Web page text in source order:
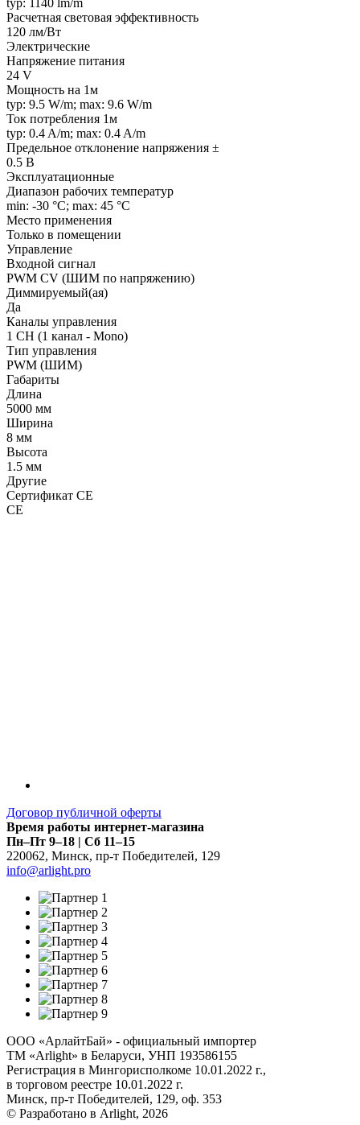
Расчетная световая эффективность
120 лм/Вт
Электрические
Напряжение питания
24 V
Мощность на 1м
typ: 9.5 W/m; max: 9.6 W/m
Ток потребления 1м
typ: 0.4 A/m; max: 0.4 A/m
Предельное отклонение напряжения ±
0.5 В
Эксплуатационные
Диапазон рабочих температур
min: -30 °C; max: 45 °C
Место применения
Только в помещении
Управление
Входной сигнал
PWM СV (ШИМ по напряжению)
Диммируемый(ая)
Да
Каналы управления
1 CH (1 канал - Mono)
Тип управления
PWM (ШИМ)
Габариты
Длина
5000 мм
Ширина
8 мм
Высота
1.5 мм
Другие
Сертификат CE
CE
Договор публичной оферты
Время работы интернет-магазина
Пн–Пт 9–18 | Сб 11–15
220062, Минск, пр-т Победителей, 129
info@arlight.pro
ООО «АрлайтБай» - официальный импортер
ТМ «Arlight» в Беларуси, УНП 193586155
Регистрация в Мингорисполкоме 10.01.2022 г.,
в торговом реестре 10.01.2022 г.
Минск, пр-т Победителей, 129, оф. 353
© Разработано в Arlight, 2026